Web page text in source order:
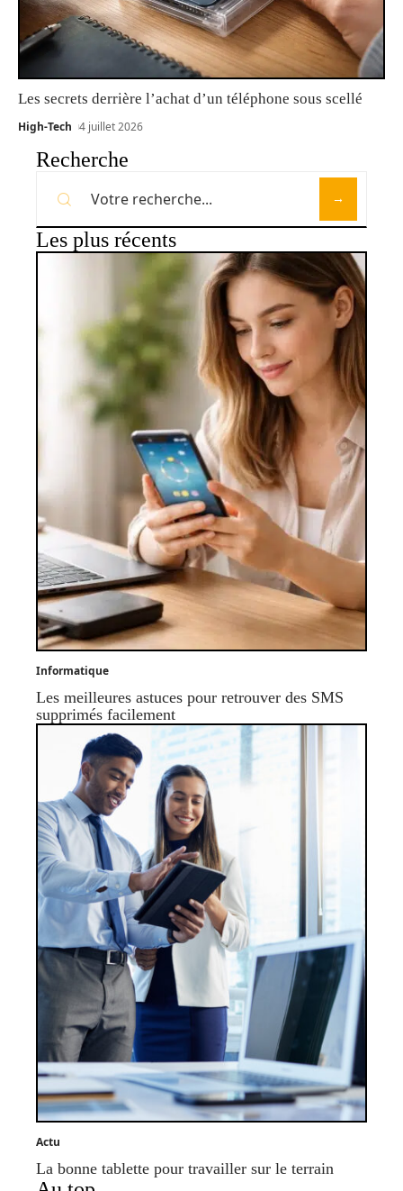
Les secrets derrière l’achat d’un téléphone sous scellé
High-Tech 4 juillet 2026
Recherche
Les plus récents
Informatique
Les meilleures astuces pour retrouver des SMS
supprimés facilement
Actu
La bonne tablette pour travailler sur le terrain